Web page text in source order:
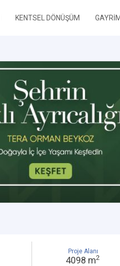
KENTSEL DÖNÜŞÜM
Proje Alanı
4098 m2